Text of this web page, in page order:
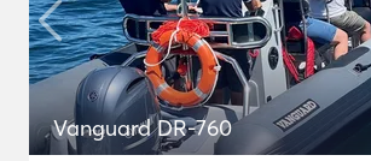
Vanguard DR-760